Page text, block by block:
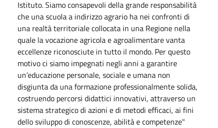
Istituto. Siamo consapevoli della grande responsabilità
che una scuola a indirizzo agrario ha nei confronti di
una realtà territoriale collocata in una Regione nella
quale la vocazione agricola e agroalimentare vanta
eccellenze riconosciute in tutto il mondo. Per questo
motivo ci siamo impegnati negli anni a garantire
un’educazione personale, sociale e umana non
disgiunta da una formazione professionalmente solida,
costruendo percorsi didattici innovativi, attraverso un
sistema strategico di azioni e di metodi efficaci, ai fini
dello sviluppo di conoscenze, abilità e competenze"